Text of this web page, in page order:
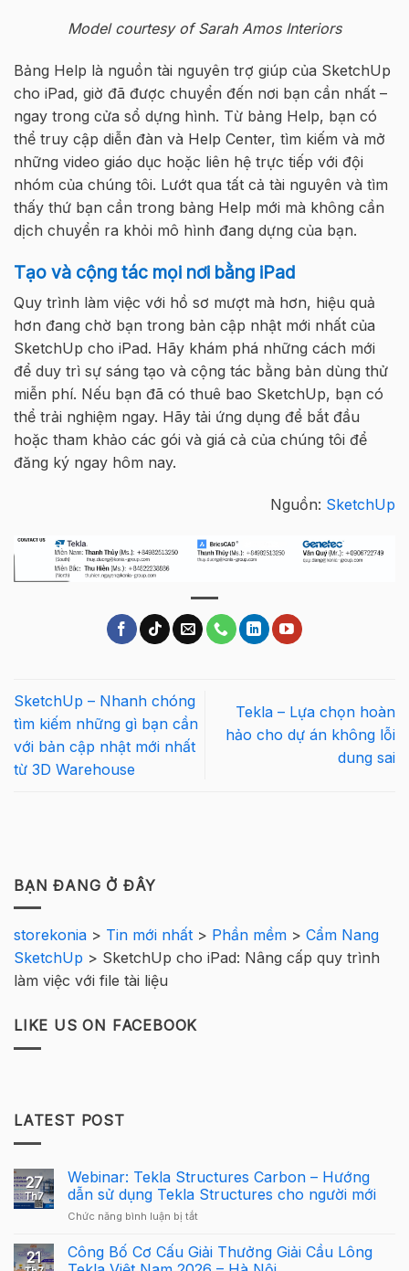
Model courtesy of Sarah Amos Interiors
Bảng Help là nguồn tài nguyên trợ giúp của SketchUp
cho iPad, giờ đã được chuyển đến nơi bạn cần nhất –
ngay trong cửa sổ dựng hình. Từ bảng Help, bạn có
thể truy cập diễn đàn và Help Center, tìm kiếm và mở
những video giáo dục hoặc liên hệ trực tiếp với đội
nhóm của chúng tôi. Lướt qua tất cả tài nguyên và tìm
thấy thứ bạn cần trong bảng Help mới mà không cần
dịch chuyển ra khỏi mô hình đang dựng của bạn.
Tạo và cộng tác mọi nơi bằng iPad
Quy trình làm việc với hồ sơ mượt mà hơn, hiệu quả
hơn đang chờ bạn trong bản cập nhật mới nhất của
SketchUp cho iPad. Hãy khám phá những cách mới
để duy trì sự sáng tạo và cộng tác bằng bản dùng thử
miễn phí. Nếu bạn đã có thuê bao SketchUp, bạn có
thể trải nghiệm ngay. Hãy tải ứng dụng để bắt đầu
hoặc tham khảo các gói và giá cả của chúng tôi để
đăng ký ngay hôm nay.
Nguồn: SketchUp
SketchUp – Nhanh chóng
tìm kiếm những gì bạn cần
với bản cập nhật mới nhất
từ 3D Warehouse
Tekla – Lựa chọn hoàn
hảo cho dự án không lỗi
dung sai
BẠN ĐANG Ở ĐÂY
storekonia > Tin mới nhất > Phần mềm > Cẩm Nang
SketchUp > SketchUp cho iPad: Nâng cấp quy trình
làm việc với file tài liệu
LIKE US ON FACEBOOK
LATEST POST
27
Th7
Webinar: Tekla Structures Carbon – Hướng
dẫn sử dụng Tekla Structures cho người mới
Chức năng bình luận bị tắtở
Tekla
Structures
21
Công Bố Cơ Cấu Giải Thưởng Giải Cầu Lông